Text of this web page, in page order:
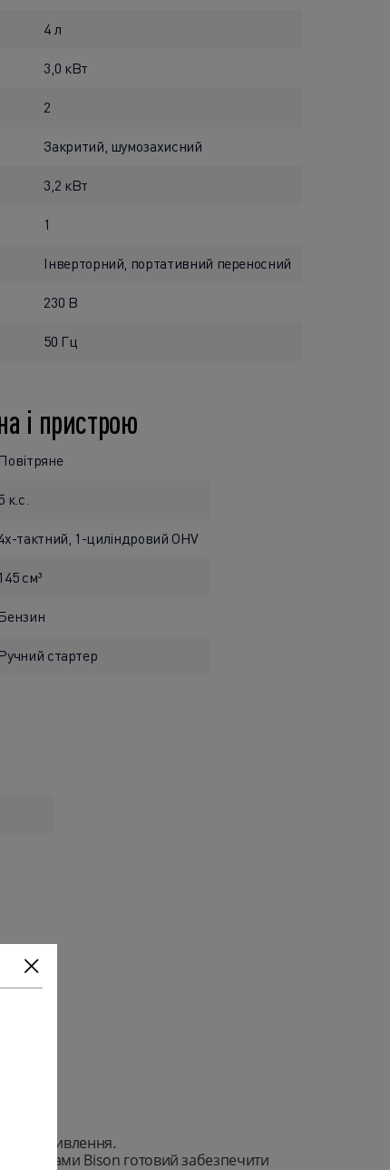
4 л
3,0 кВт
2
Закритий, шумозахисний
3,2 кВт
1
Інверторний, портативний переносний
230 В
50 Гц
і пристрою
Повітряне
к.с.
тактний, 1-циліндровий OHV
145 см³
Бензин
Ручний стартер
живлення.
Bison готовий забезпечити